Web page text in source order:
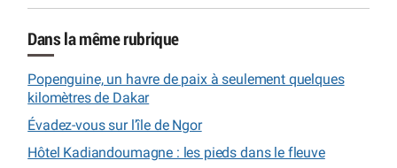
Dans la même rubrique
Popenguine, un havre de paix à seulement quelques
kilomètres de Dakar
Évadez-vous sur l’île de Ngor
Hôtel Kadiandoumagne : les pieds dans le fleuve